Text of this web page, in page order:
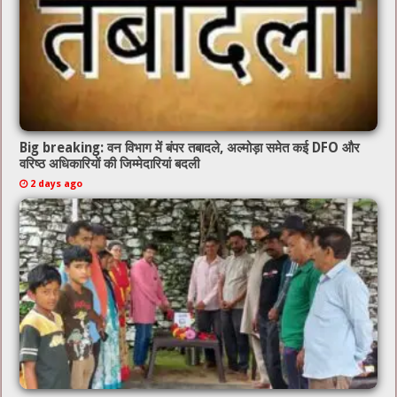
Big breaking: वन विभाग में बंपर तबादले, अल्मोड़ा समेत कई DFO और
वरिष्ठ अधिकारियों की जिम्मेदारियां बदली
2 days ago